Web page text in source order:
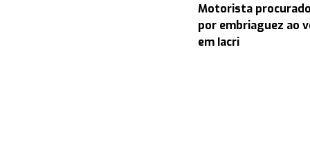
Motorista
por embriaguez ao
em Iacri